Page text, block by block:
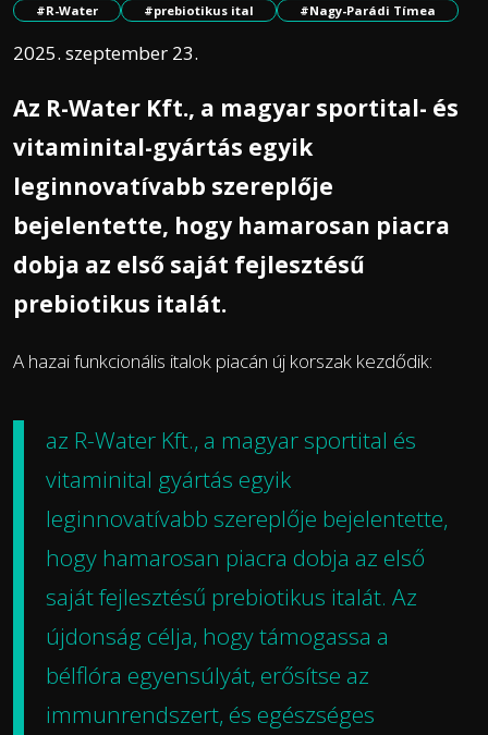
#R-Water #prebiotikus ital #Nagy-Parádi Tímea
2025. szeptember 23.
Az R-Water Kft., a magyar sportital- és
vitaminital-gyártás egyik
leginnovatívabb szereplője
bejelentette, hogy hamarosan piacra
dobja az első saját fejlesztésű
prebiotikus italát.
A hazai funkcionális italok piacán új korszak kezdődik:
az R-Water Kft., a magyar sportital és
vitaminital gyártás egyik
leginnovatívabb szereplője bejelentette,
hogy hamarosan piacra dobja az első
saját fejlesztésű prebiotikus italát. Az
újdonság célja, hogy támogassa a
bélflóra egyensúlyát, erősítse az
immunrendszert, és egészséges